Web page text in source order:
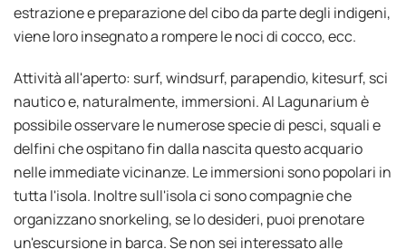
estrazione e preparazione del cibo da parte degli indigeni,
viene loro insegnato a rompere le noci di cocco, ecc.
Attività all'aperto: surf, windsurf, parapendio, kitesurf, sci
nautico e, naturalmente, immersioni. Al Lagunarium è
possibile osservare le numerose specie di pesci, squali e
delfini che ospitano fin dalla nascita questo acquario
nelle immediate vicinanze. Le immersioni sono popolari in
tutta l'isola. Inoltre sull'isola ci sono compagnie che
organizzano snorkeling, se lo desideri, puoi prenotare
un'escursione in barca. Se non sei interessato alle